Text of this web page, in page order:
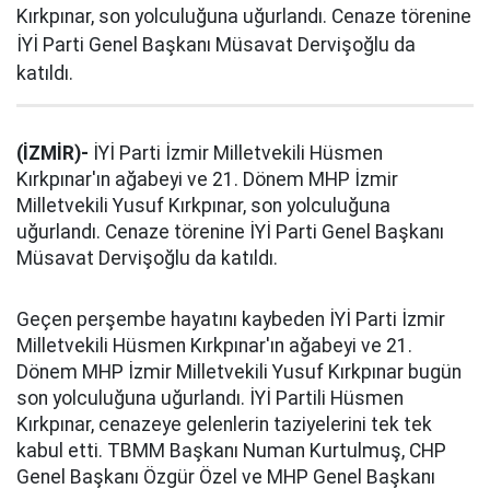
Kırkpınar, son yolculuğuna uğurlandı. Cenaze törenine
İYİ Parti Genel Başkanı Müsavat Dervişoğlu da
katıldı.
(İZMİR)- İYİ Parti İzmir Milletvekili Hüsmen
Kırkpınar'ın ağabeyi ve 21. Dönem MHP İzmir
Milletvekili Yusuf Kırkpınar, son yolculuğuna
uğurlandı. Cenaze törenine İYİ Parti Genel Başkanı
Müsavat Dervişoğlu da katıldı.
Geçen perşembe hayatını kaybeden İYİ Parti İzmir
Milletvekili Hüsmen Kırkpınar'ın ağabeyi ve 21.
Dönem MHP İzmir Milletvekili Yusuf Kırkpınar bugün
son yolculuğuna uğurlandı. İYİ Partili Hüsmen
Kırkpınar, cenazeye gelenlerin taziyelerini tek tek
kabul etti. TBMM Başkanı Numan Kurtulmuş, CHP
Genel Başkanı Özgür Özel ve MHP Genel Başkanı